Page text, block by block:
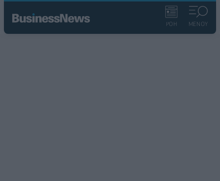
ΡΟΗ ΜΕΝΟΥ